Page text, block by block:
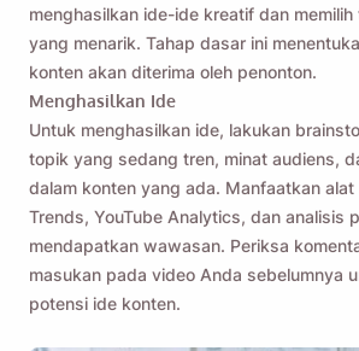
menghasilkan ide-ide kreatif dan
yang menarik. Tahap dasar ini
konten akan diterima oleh penonton.
Menghasilkan Ide
Untuk menghasilkan ide, lakukan
topik yang sedang tren, minat audiens,
dalam konten yang ada. Manfaatkan alat
Trends, YouTube Analytics, dan analisis
mendapatkan wawasan. Periksa
masukan pada video Anda sebelumnya
potensi ide konten.